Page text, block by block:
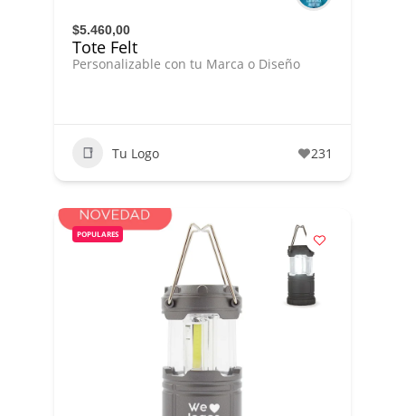
$5.460,00
Tote Felt
Personalizable con tu Marca o Diseño
Tu Logo 231
POPULARES